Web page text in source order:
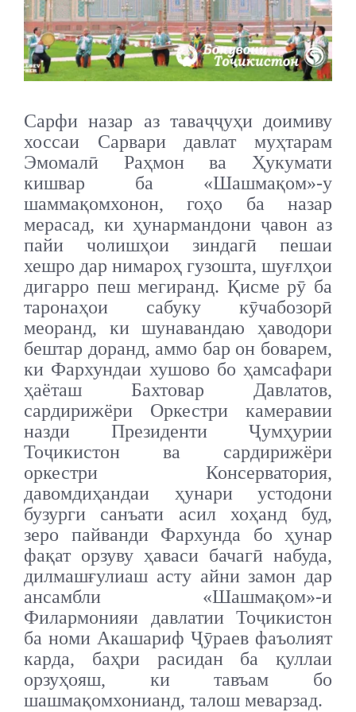
Сарфи назар аз таваҷҷуҳи доимиву
хоссаи Сарвари давлат муҳтарам
Эмомалӣ Раҳмон ва Ҳукумати
кишвар ба «Шашмақом»-у
шаммақомхонон, гоҳо ба назар
мерасад, ки ҳунармандони ҷавон аз
пайи чолишҳои зиндагӣ пешаи
хешро дар нимароҳ гузошта, шуғлҳои
дигарро пеш мегиранд. Қисме рӯ ба
таронаҳои сабуку кӯчабозорӣ
меоранд, ки шунавандаю ҳаводори
бештар доранд, аммо бар он боварем,
ки Фархундаи хушово бо ҳамсафари
ҳаёташ Бахтовар Давлатов,
сардирижёри Оркестри камеравии
назди Президенти Ҷумҳурии
Тоҷикистон ва сардирижёри
оркестри Консерватория,
давомдиҳандаи ҳунари устодони
бузурги санъати асил хоҳанд буд,
зеро пайванди Фархунда бо ҳунар
фақат орзуву ҳаваси бачагӣ набуда,
дилмашғулиаш асту айни замон дар
ансамбли «Шашмақом»-и
Филармонияи давлатии Тоҷикистон
ба номи Акашариф Ҷӯраев фаъолият
карда, баҳри расидан ба қуллаи
орзуҳояш, ки тавъам бо
шашмақомхонианд, талош меварзад.